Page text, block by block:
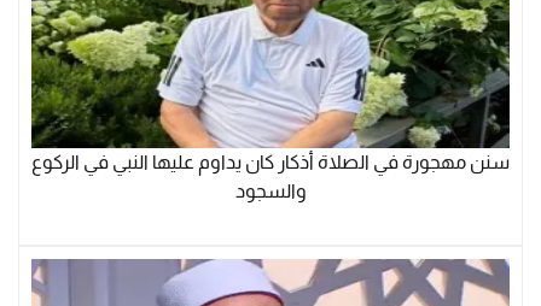
سنن مهجورة في الصلاة أذكار كان يداوم عليها النبي في الركوع
والسجود